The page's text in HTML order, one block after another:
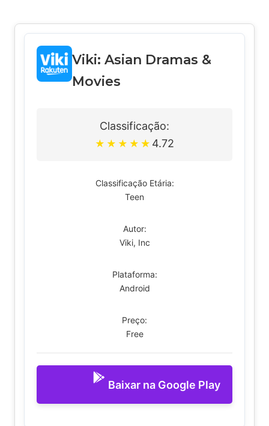
Viki: Asian Dramas &
Movies
Classificação:
★ ★ ★ ★ ★ 4.72
Classificação Etária:
Teen
Autor:
Viki, Inc
Plataforma:
Android
Preço:
Free
Baixar na Google Play